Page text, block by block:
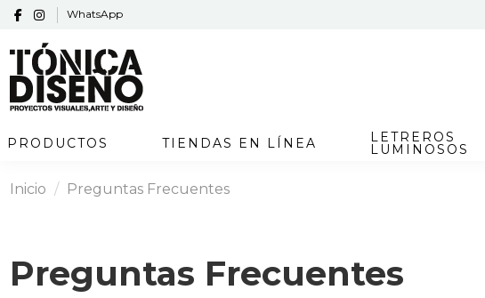
WhatsApp
PRODUCTOS TIENDAS EN LÍNEA LETREROS
LUMINOSOS
Inicio Preguntas Frecuentes
Preguntas Frecuentes